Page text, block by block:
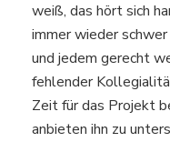
weiß, das hört sich
immer wieder
und jedem gerecht
fehlender
Zeit für das Projekt
anbieten ihn zu